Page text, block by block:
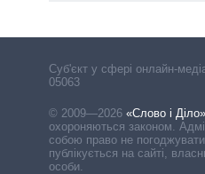
Cуб'єкт у сфері онлайн-
05063
© 2009—2026 «Слово і Діло»
охороняються законом.
собою право не
публікується на сайті,
особи.